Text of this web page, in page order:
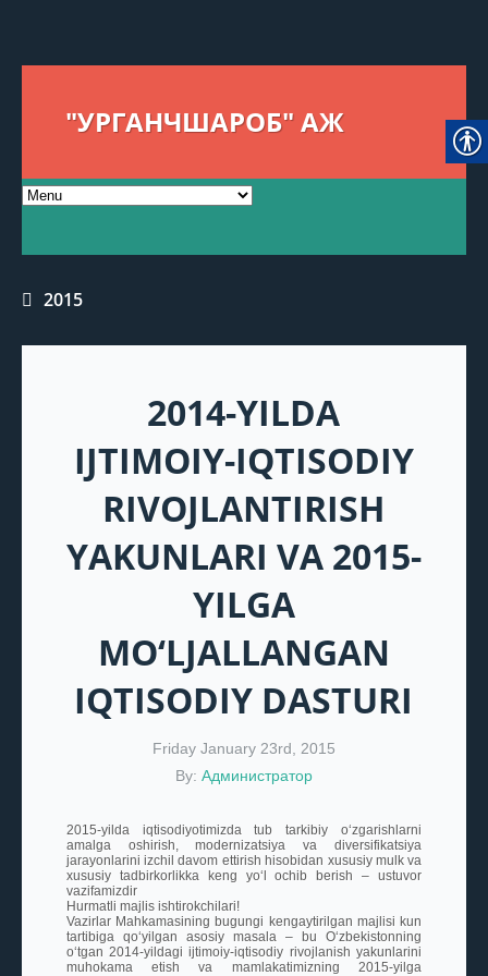
"УРГАНЧШАРОБ" АЖ
2015
2014-YILDA
IJTIMOIY-IQTISODIY
RIVOJLANTIRISH
YAKUNLARI VA 2015-
YILGA
MO‘LJALLANGAN
IQTISODIY DASTURI
Friday January 23rd, 2015
By: Администратор
2015-yilda iqtisodiyotimizda tub tarkibiy o‘zgarishlarni
amalga oshirish, modernizatsiya va diversifikatsiya
jarayonlarini izchil davom ettirish hisobidan xususiy mulk va
xususiy tadbirkorlikka keng yo‘l ochib berish – ustuvor
vazifamizdir
Hurmatli majlis ishtirokchilari!
Vazirlar Mahkamasining bugungi kengaytirilgan majlisi kun
tartibiga qo‘yilgan asosiy masala – bu O‘zbekistonning
o‘tgan 2014-yildagi ijtimoiy-iqtisodiy rivojlanish yakunlarini
muhokama etish va mamlakatimizning 2015-yilga